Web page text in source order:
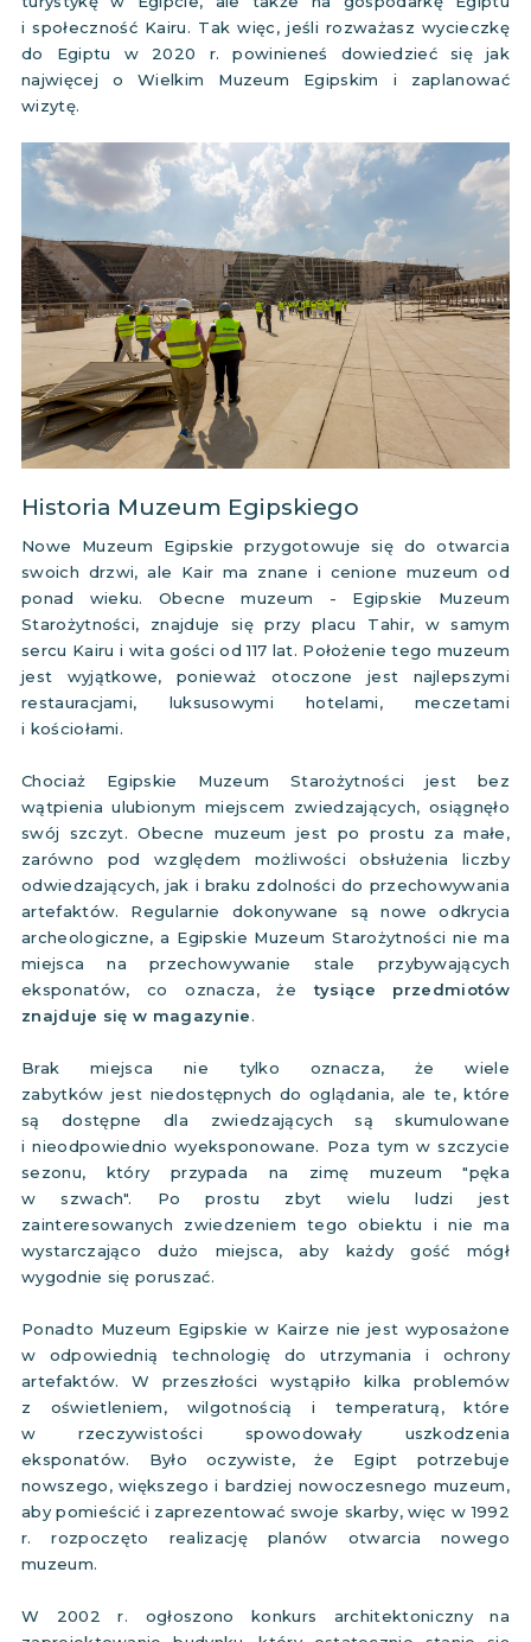
i społeczność Kairu. Tak więc, jeśli rozważasz wycieczkę
do Egiptu w 2020 r. powinieneś dowiedzieć się jak
najwięcej o Wielkim Muzeum Egipskim i zaplanować
wizytę.
Historia Muzeum Egipskiego
Nowe Muzeum Egipskie przygotowuje się do otwarcia
swoich drzwi, ale Kair ma znane i cenione muzeum od
ponad wieku. Obecne muzeum - Egipskie Muzeum
Starożytności, znajduje się przy placu Tahir, w samym
sercu Kairu i wita gości od 117 lat. Położenie tego muzeum
jest wyjątkowe, ponieważ otoczone jest najlepszymi
restauracjami, luksusowymi hotelami, meczetami
i kościołami.
Chociaż Egipskie Muzeum Starożytności jest bez
wątpienia ulubionym miejscem zwiedzających, osiągnęło
swój szczyt. Obecne muzeum jest po prostu za małe,
zarówno pod względem możliwości obsłużenia liczby
odwiedzających, jak i braku zdolności do przechowywania
artefaktów. Regularnie dokonywane są nowe odkrycia
archeologiczne, a Egipskie Muzeum Starożytności nie ma
miejsca na przechowywanie stale przybywających
eksponatów, co oznacza, że​​tysiące przedmiotów
znajduje się w magazynie.
Brak miejsca nie tylko oznacza, że wiele
zabytków jest niedostępnych do oglądania, ale te, które
są dostępne dla zwiedzających są skumulowane
i nieodpowiednio wyeksponowane. Poza tym w szczycie
sezonu, który przypada na zimę muzeum "pęka
w szwach". Po prostu zbyt wielu ludzi jest
zainteresowanych zwiedzeniem tego obiektu i nie ma
wystarczająco dużo miejsca, aby każdy gość mógł
wygodnie się poruszać.
Ponadto Muzeum Egipskie w Kairze nie jest wyposażone
w odpowiednią technologię do utrzymania i ochrony
artefaktów. W przeszłości wystąpiło kilka problemów
z oświetleniem, wilgotnością i temperaturą, które
w rzeczywistości spowodowały uszkodzenia
eksponatów. Było oczywiste, że Egipt potrzebuje
nowszego, większego i bardziej nowoczesnego muzeum,
aby pomieścić i zaprezentować swoje skarby, więc w 1992
r. rozpoczęto realizację planów otwarcia nowego
muzeum.
W 2002 r. ogłoszono konkurs architektoniczny na